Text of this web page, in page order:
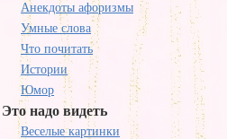
Анекдоты афоризмы
Умные слова
Что почитать
Истории
Юмор
Это надо видеть
Веселые картинки